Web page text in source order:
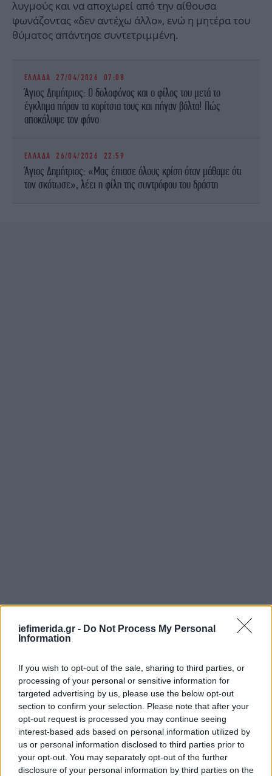
iefimerida.gr - Do Not Process My Personal
Information
If you wish to opt-out of the sale, sharing to third parties, or
processing of your personal or sensitive information for
targeted advertising by us, please use the below opt-out
section to confirm your selection. Please note that after your
opt-out request is processed you may continue seeing
interest-based ads based on personal information utilized by
us or personal information disclosed to third parties prior to
your opt-out. You may separately opt-out of the further
disclosure of your personal information by third parties on the
λυγμούς και να αποχωρεί από την αίθουσα
φωνάζοντας «δεν αντέχω άλλο», ενώ η μητέρα του
θύματος απάντησε συντετριμμένη.
ΕΛΛΑΔΑ 27/04/2026 07:08
Άγιος Δημήτριος: Ο δολοφόνος και ο φίλος του μετά το
έγκλημα πήραν τα κορίτσια τους και πήγαν βόλτα! Πώς
αποκάλυψε τον φόνο
ΕΛΛΑΔΑ 26/04/2026 22:59
Άγιος Δημήτριος: «Μας έπιασε όλους κρίση όταν μάθαμε ότι
τον σκότωσε», λέει η φίλη της συντρόφου του δράστη
«Κατηγορούμενος ήξερε τι πρόκειται να συμβεί»
Σε άλλο σημείο της κατάθεσής του, ο ταξίαρχος
εξέφρασε την άποψη ότι ένας εκ των
κατηγορουμένων, που βρισκόταν στο σημείο τη
στιγμή του εγκλήματος, γνώριζε τι επρόκειτο να
συμβεί.